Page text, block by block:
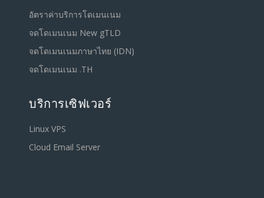
อัตราค่าบริการโดเมนเนม
จดโดเมนเนม New gTLD
จดโดเมนเนมภาษาไทย (IDN)
จดโดเมนเนม .TH
บริการเซิฟเวอร์
Linux VPS
Cloud Email Server